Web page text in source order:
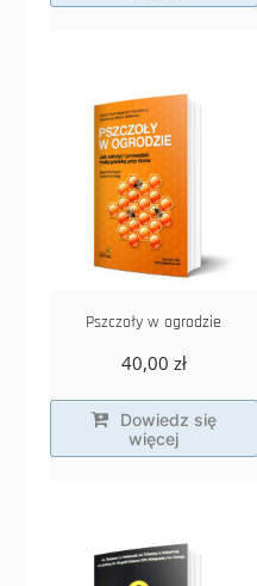
Pszczoły w ogrodzie
40,00 zł
Dowiedz się
więcej